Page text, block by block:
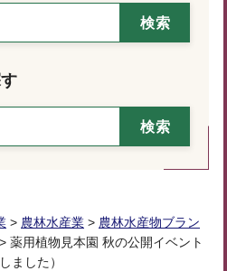
> 農林水産業 > 農林水産物ブラン
> 薬用植物見本園 秋の公開イベント
ました）